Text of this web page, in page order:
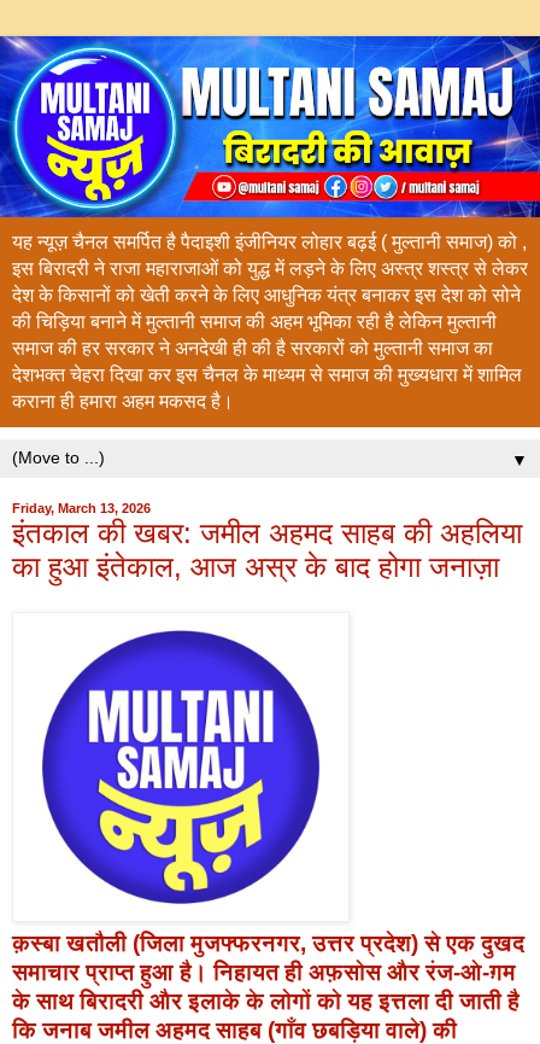
यह न्यूज़ चैनल समर्पित है पैदाइशी इंजीनियर लोहार बढ़ई ( मुल्तानी समाज) को ,
इस बिरादरी ने राजा महाराजाओं को युद्ध में लड़ने के लिए अस्त्र शस्त्र से लेकर
देश के किसानों को खेती करने के लिए आधुनिक यंत्र बनाकर इस देश को सोने
की चिड़िया बनाने में मुल्तानी समाज की अहम भूमिका रही है लेकिन मुल्तानी
समाज की हर सरकार ने अनदेखी ही की है सरकारों को मुल्तानी समाज का
देशभक्त चेहरा दिखा कर इस चैनल के माध्यम से समाज की मुख्यधारा में शामिल
कराना ही हमारा अहम मकसद है।
▼
Friday, March 13, 2026
इंतकाल की खबर: जमील अहमद साहब की अहलिया
का हुआ इंतेकाल, आज अस्र के बाद होगा जनाज़ा
क़स्बा खतौली (जिला मुजफ्फरनगर, उत्तर प्रदेश) से एक दुखद
समाचार प्राप्त हुआ है। निहायत ही अफ़सोस और रंज-ओ-ग़म
के साथ बिरादरी और इलाके के लोगों को यह इत्तला दी जाती है
कि जनाबजमील अहमद साहब (गाँव छबड़िया वाले)की